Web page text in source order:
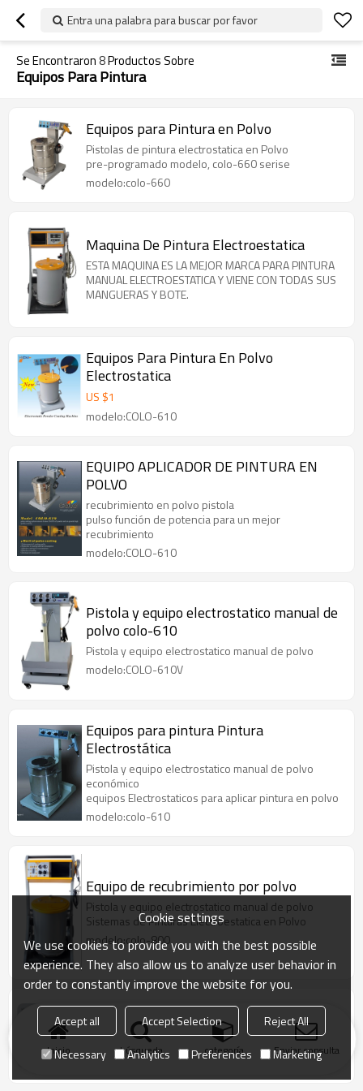
Entra una palabra para buscar por favor
Se Encontraron8Productos Sobre
Equipos Para Pintura
Equipos para Pintura en Polvo
Pistolas de pintura electrostatica en Polvo
pre-programado modelo, colo-660 serise
modelo:colo-660
Maquina De Pintura Electroestatica
ESTA MAQUINA ES LA MEJOR MARCA PARA PINTURA
MANUAL ELECTROESTATICA Y VIENE CON TODAS SUS
MANGUERAS Y BOTE.
Equipos Para Pintura En Polvo
Electrostatica
US $1
modelo:COLO-610
EQUIPO APLICADOR DE PINTURA EN
POLVO
recubrimiento en polvo pistola
pulso función de potencia para un mejor
recubrimiento
modelo:COLO-610
Pistola y equipo electrostatico manual de
polvo colo-610
Pistola y equipo electrostatico manual de polvo
modelo:COLO-610V
Equipos para pintura Pintura
Electrostática
Pistola y equipo electrostatico manual de polvo
económico
equipos Electrostaticos para aplicar pintura en polvo
modelo:colo-610
Equipo de recubrimiento por polvo
Pistola y equipo electrostatico manual de polvo
Sistemas de Pinturas Electroestatica en Polvo
modelo:colo-800
Equipos Para Pintura Electrostatica
Equipos PARA Pintura Electrostatica
Powder coating machine
modelo:COLO-500
Inicio búsqueda categoría Enviar consulta
Cookie settings
We use cookies to provide you with the best possible
experience. They also allow us to analyze user behavior in
order to constantly improve the website for you.
Accept all Accept Selection
Reject All
Necessary
Analytics Preferences Marketing